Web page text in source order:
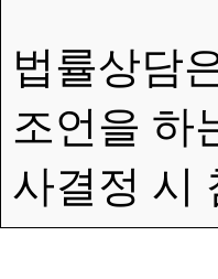
법률상담
조언을 하
사결정 시